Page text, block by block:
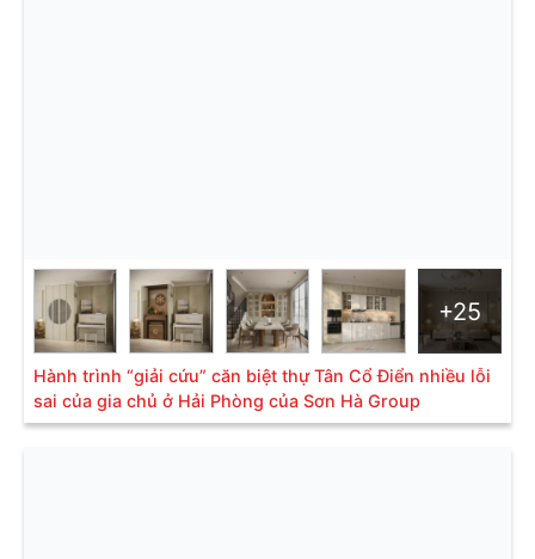
+25
Hành trình “giải cứu” căn biệt thự Tân Cổ Điển nhiều lỗi
sai của gia chủ ở Hải Phòng của Sơn Hà Group